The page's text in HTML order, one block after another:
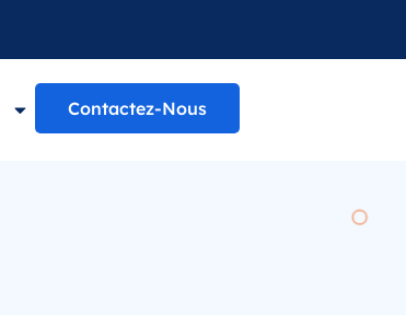
Contactez-Nous